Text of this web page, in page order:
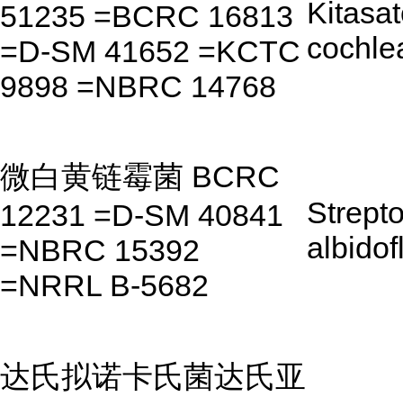
51235 =BCRC 16813
=D-SM 41652 =KCTC
9898 =NBRC 14768
微白黄链霉菌 BCRC
12231 =D-SM 40841
=NBRC 15392
=NRRL B-5682
达氏拟诺卡氏菌达氏亚